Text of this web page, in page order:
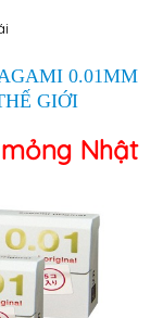
0.01MM
GIỚI
mỏng Nhật